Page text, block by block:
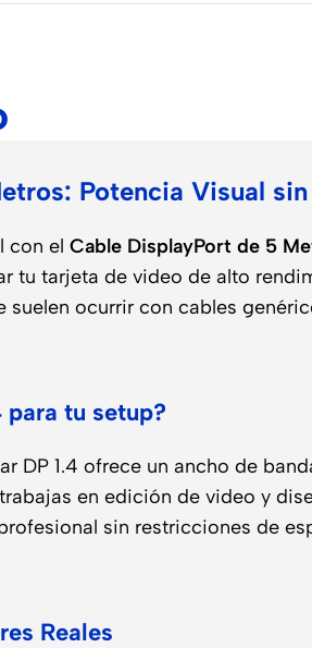
Potencia Visual
con el Cable DisplayPort de 5
tu tarjeta de video de alto
ocurrir con cables
para tu setup?
DP 1.4 ofrece un ancho de
en edición de video y
sin restricciones de
Reales